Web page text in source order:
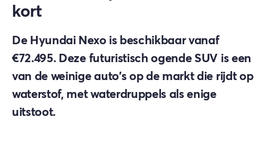
kort
De Hyundai Nexo is beschikbaar vanaf
€72.495. Deze futuristisch ogende SUV is een
van de weinige auto's op de markt die rijdt op
waterstof, met waterdruppels als enige
uitstoot.